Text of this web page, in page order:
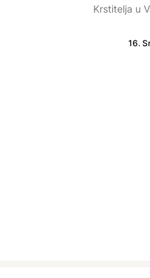
Krstitelja u
16.